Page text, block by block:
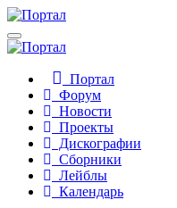
Портал
Форум
Новости
Проекты
Дискографии
Сборники
Лейблы
Календарь